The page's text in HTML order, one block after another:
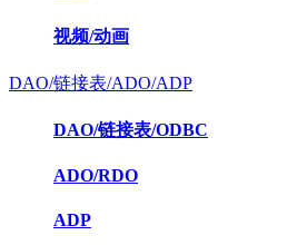
视频/动画
DAO/链接表/ADO/ADP
DAO/链接表/ODBC
ADO/RDO
ADP